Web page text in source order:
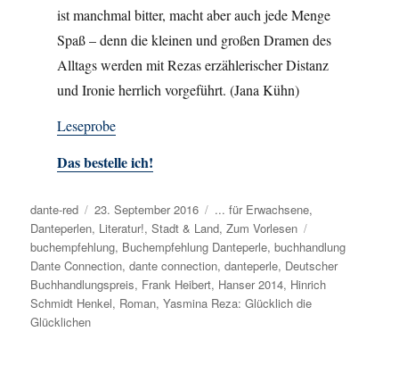
ist manchmal bitter, macht aber auch jede Menge
Spaß – denn die kleinen und großen Dramen des
Alltags werden mit Rezas erzählerischer Distanz
und Ironie herrlich vorgeführt. (Jana Kühn)
Leseprobe
Das bestelle ich!
Autor
dante-red
Veröffentlicht
am
23. September 2016 Kategorien
... für Erwachsene,
Danteperlen, Literatur!,Stadt & Land,Zum Vorlesen
buchempfehlung, Buchempfehlung Danteperle,buchhandlung
Dante Connection,dante connection,danteperle, Deutscher
Buchhandlungspreis, Frank Heibert, Hanser 2014, Hinrich
Schmidt Henkel, Roman,Yasmina Reza: Glücklich die
Glücklichen